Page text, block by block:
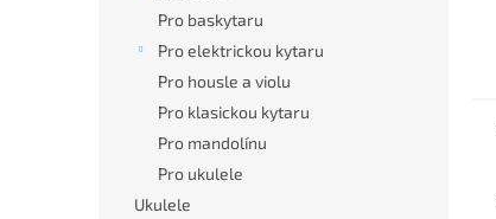
Pro baskytaru
Pro elektrickou kytaru
Pro housle a violu
Pro klasickou kytaru
Pro mandolínu
Pro ukulele
Ukulele